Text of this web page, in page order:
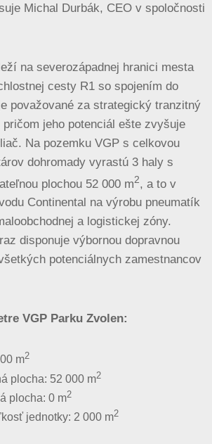
Michal Durbák, CEO v spoločnosti
na severozápadnej hranici mesta
cesty R1 so spojením do
považované za strategický tranzitný
pričom jeho potenciál ešte zvyšuje
Na pozemku VGP s celkovou
dohromady vyrastú 3 haly s
plochou 52 000 m2, a to v
Continental na výrobu pneumatík
a logistickej zóny.
disponuje výbornou dopravnou
potenciálnych zamestnancov
VGP Parku Zvolen:
m2
plocha: 52 000 m2
plocha: 0 m2
jednotky: 2 000 m2